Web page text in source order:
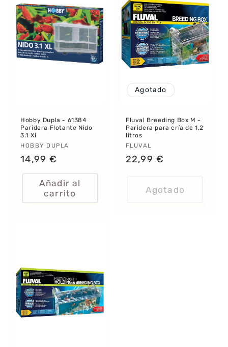
Hobby Dupla - 61384
Paridera Flotante Nido
3.1 Xl
Proveedor:
HOBBY DUPLA
Precio
habitual
14,99 €
Añadir al
carrito
Agotado
Fluval Breeding Box M -
Paridera para cría de 1,2
litros
Proveedor:
FLUVAL
Precio
22,99 €
Agotado